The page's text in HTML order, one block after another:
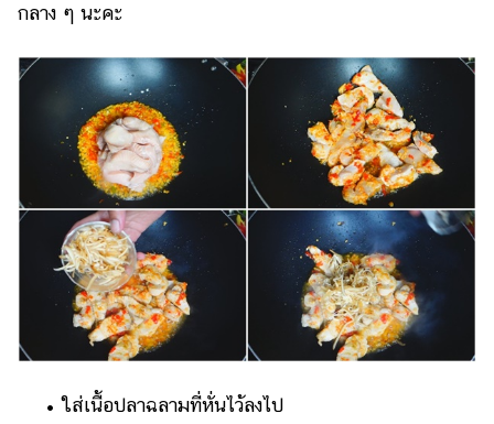
กลาง ๆ นะคะ
• ใส่เนื้อปลาฉลามที่หั่นไว้ลงไป